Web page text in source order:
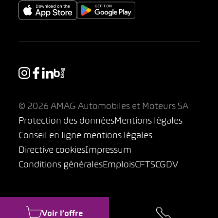
Voir l’offre
© 2026 AMAG Automobiles et Moteurs SA
Protection des donnéesMentions légales
Conseil en ligne mentions légales
Directive cookiesImpressum
Conditions généralesEmploisCFTSCGDV